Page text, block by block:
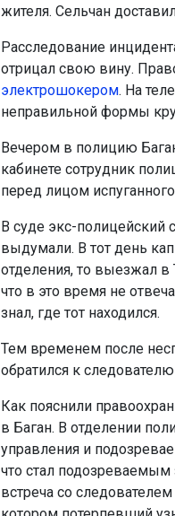
жителя. Сельчан
Расследование
отрицал свою вину.
электрошокером. На
неправильной формы
Вечером в полицию
кабинете сотрудник
перед лицом
В суде экс-полицейский
выдумали. В тот день
отделения, то выезжал в
что в это время не
знал, где тот находился.
Тем временем после
обратился к
Как пояснили
в Баган. В отделении
управления и
что стал
встреча со